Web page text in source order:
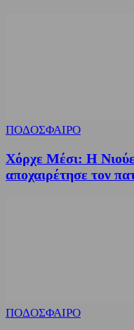
ΠΟΔΟΣΦΑΙΡΟ
Χόρχε Μέσι: Η
αποχαιρέτησε τον
ΠΟΔΟΣΦΑΙΡΟ